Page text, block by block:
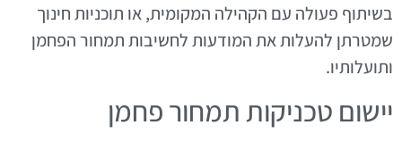
בשיתוף פעולה עם הקהילה המקומית, או תוכניות חינוך
שמטרתן להעלות את המודעות לחשיבות תמחור הפחמן
ותועלותיו.
יישום טכניקות תמחור פחמן